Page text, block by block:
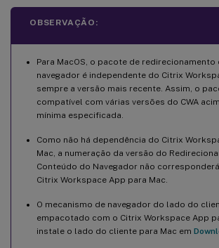
OBSERVAÇÃO:
Para MacOS, o pacote de
navegador é independente do Citrix
sempre a versão mais recente. Assim, o
compatível com várias versões do CWA
mínima especificada.
Como não há dependência do Citrix
Mac, a numeração da versão do
Conteúdo do Navegador não
Citrix Workspace App para Mac.
O mecanismo de navegador do lado do
empacotado com o Citrix Workspace App
instale o lado do cliente para Mac em